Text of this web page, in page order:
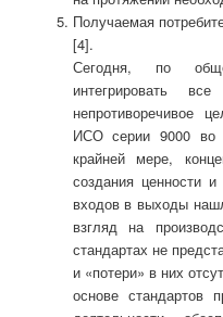
Получаемая
[4].
Сегодня, по
интегрировать
непротиворечивое
ИСО серии 9000 во
крайней мере,
создания ценности
входов в выходы
взгляд на
стандартах не
и «потери» в них
основе стандартов